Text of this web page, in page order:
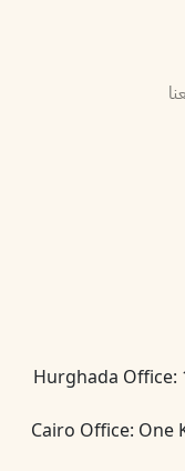
Hurghada
Cairo Office: One